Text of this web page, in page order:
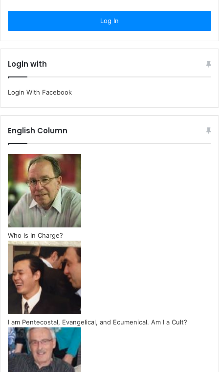
Login with
Login With Facebook
English Column
Who Is In Charge?
I am Pentecostal, Evangelical, and Ecumenical. Am I a Cult?